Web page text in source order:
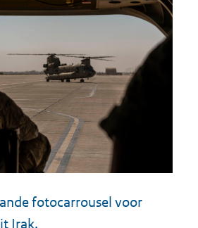
fotocarrousel voor
Irak.